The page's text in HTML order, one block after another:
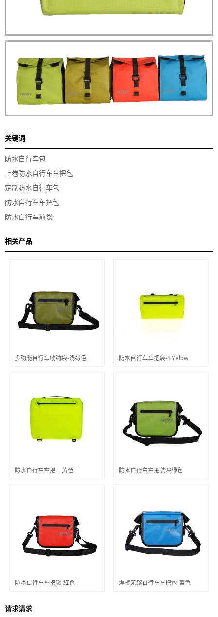
关键词
防水自行车包
上卷防水自行车车把包
定制防水自行车包
防水自行车车把包
防水自行车前袋
相关产品
多功能自行车收纳袋-浅绿色 防水自行车车把袋-S Yelow
防水自行车车把-L 黄色 防水自行车车把袋深绿色
防水自行车车把袋-红色 焊接无缝自行车车把包-蓝色
请求请求